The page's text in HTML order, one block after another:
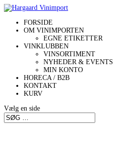
FORSIDE
OM VINIMPORTEN
EGNE ETIKETTER
VINKLUBBEN
VINSORTIMENT
NYHEDER & EVENTS
MIN KONTO
HORECA / B2B
KONTAKT
KURV
Vælg en side